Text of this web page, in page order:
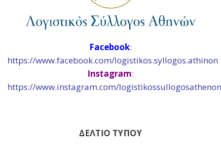
Facebook:
https://www.facebook.com/logistikos.syllogos.athinon
Instagram:
https://www.instagram.com/
ΔΕΛΤΙΟ ΤΥΠΟΥ